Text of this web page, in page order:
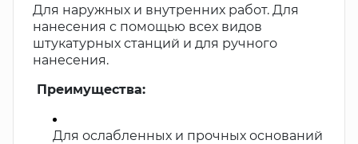
Для наружных и внутренних работ. Для
нанесения с помощью всех видов
штукатурных станций и для ручного
нанесения.
Преимущества:
Для ослабленных и прочных оснований